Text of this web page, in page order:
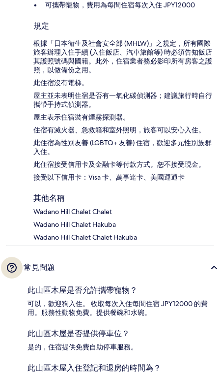
可攜帶寵物，費用為每間住宿每次入住 JPY12000
規定
根據「日本衛生及社會安全部 (MHLW)」之規定，所有國際
旅客辦理入住手續 (入住飯店、汽車旅館等) 時必須告知飯店
其護照號碼與國籍。此外，住宿業者務必影印所有房客之護
照，以做備份之用。
此住宿沒有電梯。
屋主並未表明住宿是否有一氧化碳偵測器；建議旅行時自行
攜帶手持式偵測器。
屋主表示住宿裝有煙霧探測器。
住宿有滅火器、急救箱和室外照明，旅客可以安心入住。
此住宿為性別友善 (LGBTQ+ 友善) 住宿，歡迎多元性別族群
入住。
此住宿接受信用卡及金融卡等付款方式。恕不接受現金。
接受以下信用卡：Visa 卡、萬事達卡、美國運通卡
其他名稱
Wadano Hill Chalet Chalet
Wadano Hill Chalet Hakuba
Wadano Hill Chalet Chalet Hakuba
常見問題
此山區木屋是否允許攜帶寵物？
可以，歡迎狗入住。 收取每次入住每間住宿 JPY12000 的費
用。服務性動物免費。提供餐碗和水碗。
此山區木屋是否提供停車位？
是的，住宿提供免費自助停車服務。
此山區木屋入住登記和退房的時間為？